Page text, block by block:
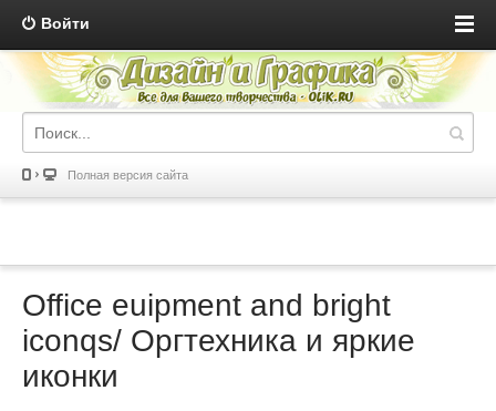
Войти
Полная версия сайта
Office euipment and bright
iconqs/ Оргтехника и яркие
иконки